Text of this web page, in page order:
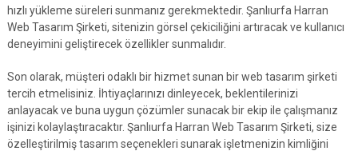
hızlı yükleme süreleri sunmanız gerekmektedir. Şanlıurfa Harran
Web Tasarım Şirketi, sitenizin görsel çekiciliğini artıracak ve kullanıcı
deneyimini geliştirecek özellikler sunmalıdır.
Son olarak, müşteri odaklı bir hizmet sunan bir web tasarım şirketi
tercih etmelisiniz. İhtiyaçlarınızı dinleyecek, beklentilerinizi
anlayacak ve buna uygun çözümler sunacak bir ekip ile çalışmanız
işinizi kolaylaştıracaktır. Şanlıurfa Harran Web Tasarım Şirketi, size
özelleştirilmiş tasarım seçenekleri sunarak işletmenizin kimliğini